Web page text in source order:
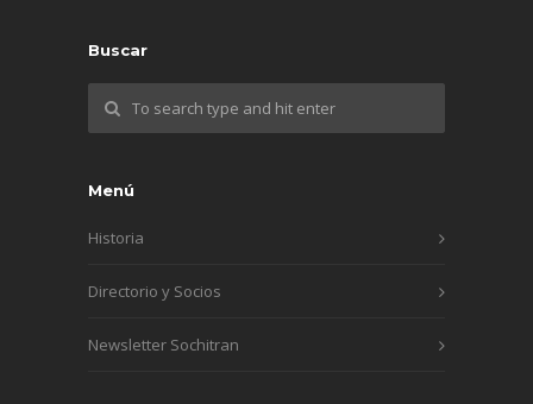
Buscar
Menú
Historia
Directorio y Socios
Newsletter Sochitran